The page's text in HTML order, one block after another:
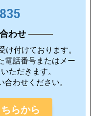
わせ
け付けております。
電話番号またはメー
ただきます。
わせください。
らから